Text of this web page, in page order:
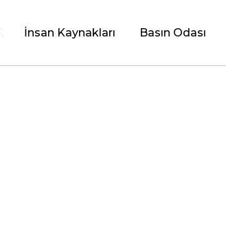
İnsan Kaynakları Basın Odası